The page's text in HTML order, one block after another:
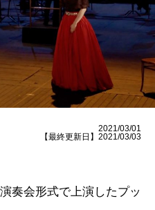
2021/03/01
【最終更新日】2021/03/03
奏会形式で上演したプッ